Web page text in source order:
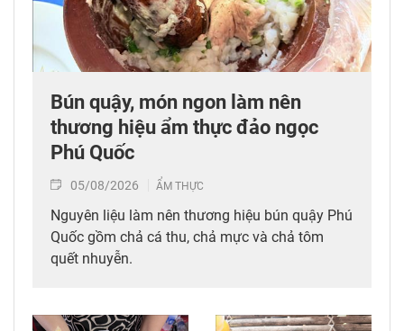
Bún quậy, món ngon làm nên
thương hiệu ẩm thực đảo ngọc
Phú Quốc
05/08/2026 ẨM THỰC
Nguyên liệu làm nên thương hiệu bún quậy Phú
Quốc gồm chả cá thu, chả mực và chả tôm
quết nhuyễn.